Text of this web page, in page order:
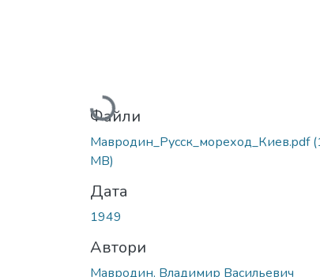
Вантажиться...
Файли
Мавродин_Русск_мореход_Киев.pdf
MB)
Дата
1949
Автори
Мавродин, Владимир Васильевич